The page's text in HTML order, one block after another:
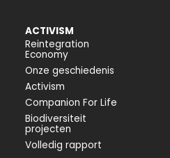
ACTIVISM
Reintegration
Economy
Onze geschiedenis
Activism
Companion For Life
Biodiversiteit
projecten
Volledig rapport